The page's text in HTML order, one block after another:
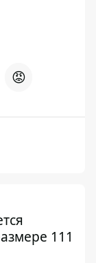
😡
111